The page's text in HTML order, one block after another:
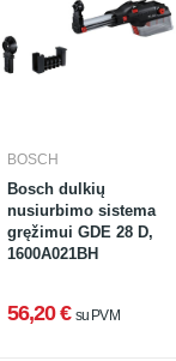
BOSCH
Bosch dulkių
nusiurbimo sistema
gręžimui GDE 28 D,
1600A021BH
56,20 € su PVM